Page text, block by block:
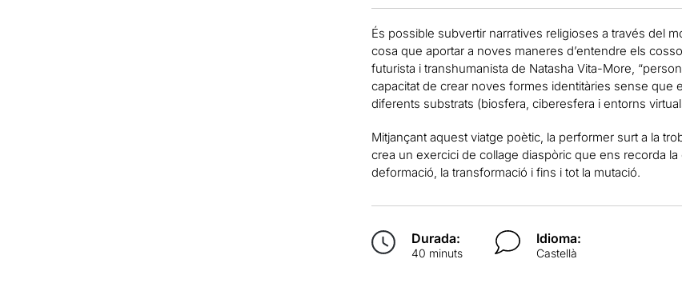
És possible subvertir narratives religioses a través del
cosa que aportar a noves maneres d’entendre els
futurista i transhumanista de Natasha Vita-More,
capacitat de crear noves formes identitàries sense que
diferents substrats (biosfera, ciberesfera i entorns
Mitjançant aquest viatge poètic, la performer surt a la
crea un exercici de collage diaspòric que ens recorda
deformació, la transformació i fins i tot la mutació.
Durada:
40 minuts
Idioma:
Castellà